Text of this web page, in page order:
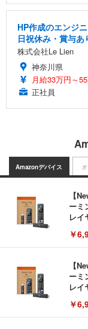
HP作成のエンジ
日祝休み・賞与あ
株式会社Le Lien
神奈川県
月給33万円～
正社員
Amazonデバイス
【
ーミ
レイ
￥
【
ーミ
レイ
￥